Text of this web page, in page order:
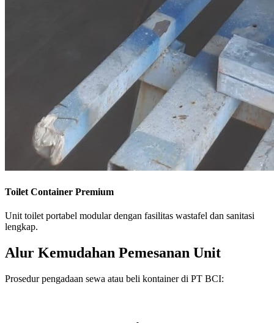
Toilet Container Premium
Unit toilet portabel modular dengan fasilitas wastafel dan sanitasi
lengkap.
Alur Kemudahan Pemesanan Unit
Prosedur pengadaan sewa atau beli kontainer di PT BCI: